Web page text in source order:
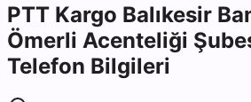
PTT Kargo Balıkesir
Ömerli Acenteliği
Telefon Bilgileri